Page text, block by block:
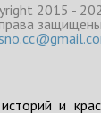
2015 -
защищены
и